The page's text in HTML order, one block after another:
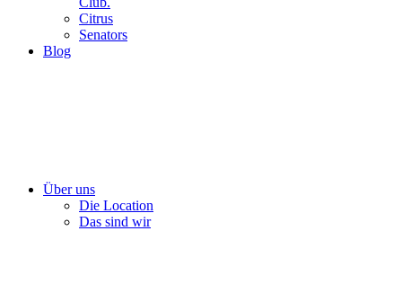
Citrus
Senators
Blog
Über uns
Die Location
Das sind wir